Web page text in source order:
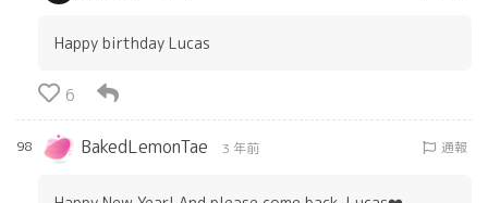
Happy birthday Lucas
6
98 BakedLemonTae 3 年前 通報